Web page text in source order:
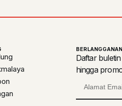
BERLANGGANAN
Daftar
hingga